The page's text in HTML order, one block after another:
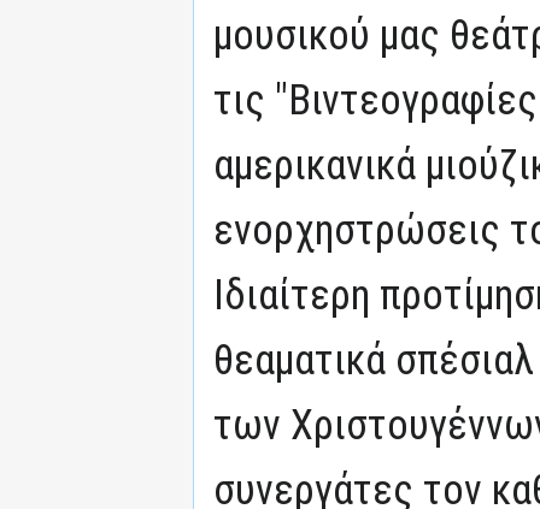
μουσικού μας
τις
αμερικανικά
ενορχηστρώσεις
Ιδιαίτερη
θεαματικά
των
συνεργάτες τον